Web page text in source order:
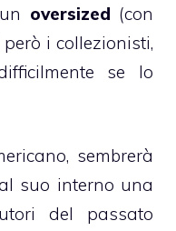
oversized (con
i collezionisti,
se lo
sembrerà
suo interno una
del passato